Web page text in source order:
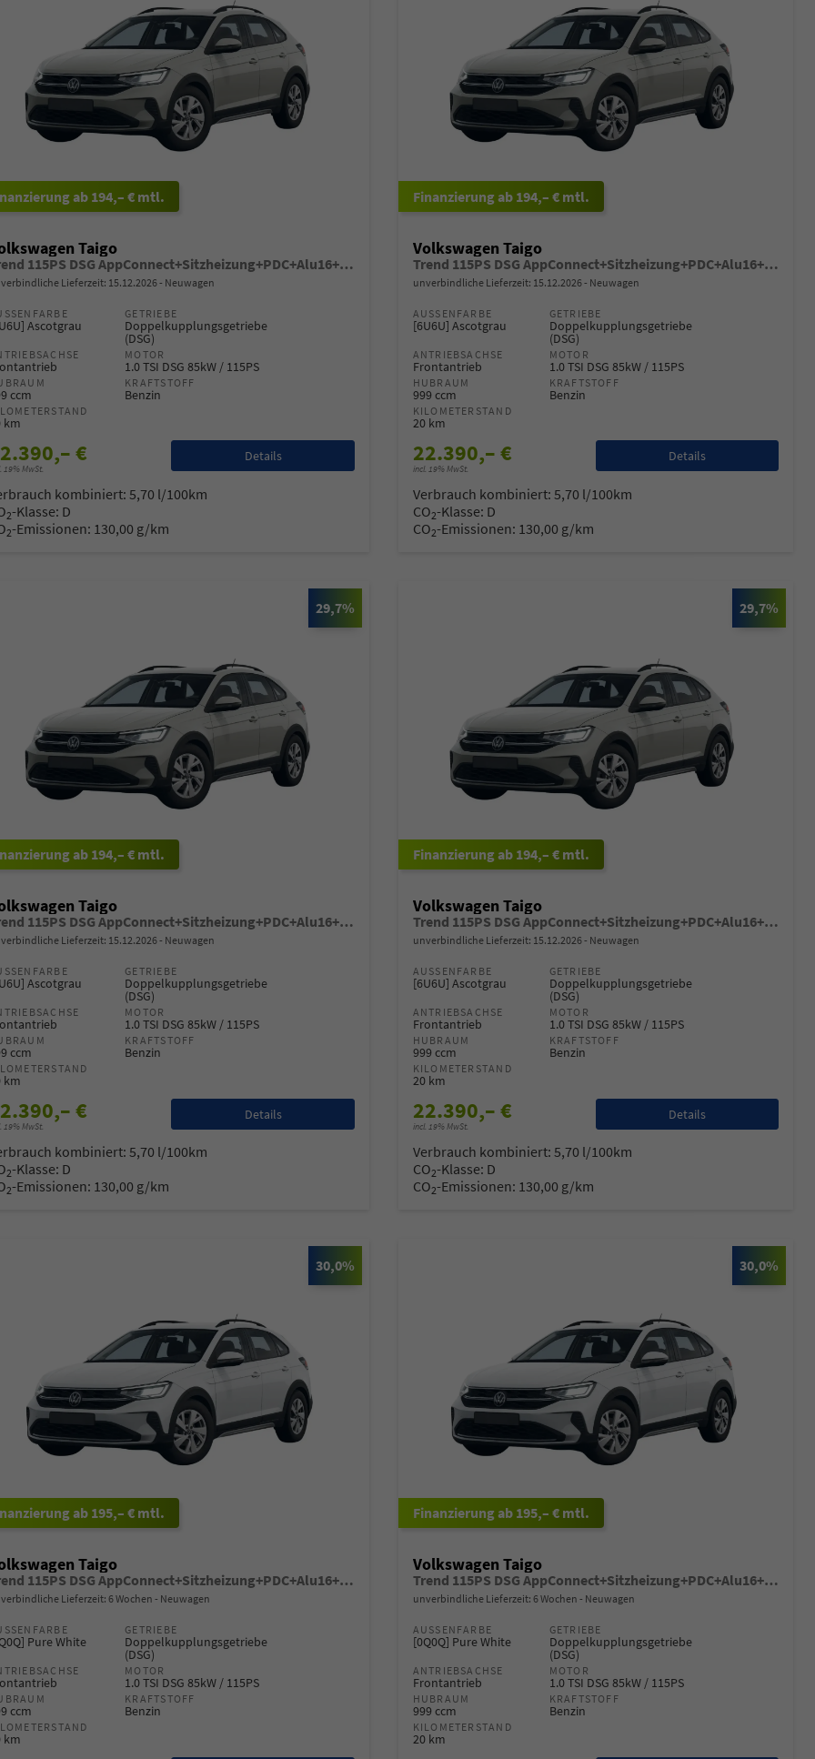
ab 194,– € mtl.
Taigo
Trend 115PS DSG AppConnect+Sitzheizung+PDC+Alu16+LED+DAB+FrontAssist
Lieferzeit: 15.12.2026 Neuwagen
Ascotgrau
GETRIEBE
Doppelkupplungsgetriebe
(DSG)
MOTOR
1.0 TSI DSG 85kW / 115PS
ccm
KRAFTSTOFF
Benzin
km
€
19% MwSt.
Details
kombiniert:5,70 l/100km
2-Klasse: D
2-Emissionen: 130,00 g/km
ab 194,– € mtl.
Volkswagen Taigo
Trend 115PS DSG AppConnect+Sitzheizung+PDC+Alu16+LED+DAB+FrontAssist
unverbindliche Lieferzeit: 15.12.2026 Neuwagen
AUSSENFARBE
[6U6U] Ascotgrau
GETRIEBE
Doppelkupplungsgetriebe
(DSG)
ANTRIEBSACHSE
Frontantrieb
MOTOR
1.0 TSI DSG 85kW / 115PS
HUBRAUM
999 ccm
KRAFTSTOFF
Benzin
KILOMETERSTAND
20 km
22.390,– €
incl. 19% MwSt.
Details
Verbrauch kombiniert: 5,70 l/100km
CO2-Klasse: D
CO2-Emissionen: 130,00 g/km
29,7%
ab 194,– € mtl.
Taigo
Trend 115PS DSG AppConnect+Sitzheizung+PDC+Alu16+LED+DAB+FrontAssist
Lieferzeit: 15.12.2026 Neuwagen
Ascotgrau
GETRIEBE
Doppelkupplungsgetriebe
(DSG)
MOTOR
1.0 TSI DSG 85kW / 115PS
ccm
KRAFTSTOFF
Benzin
km
€
19% MwSt.
Details
kombiniert:5,70 l/100km
2-Klasse: D
2-Emissionen: 130,00 g/km
29,7%
ab 194,– € mtl.
Volkswagen Taigo
Trend 115PS DSG AppConnect+Sitzheizung+PDC+Alu16+LED+DAB+FrontAssist
unverbindliche Lieferzeit: 15.12.2026 Neuwagen
AUSSENFARBE
[6U6U] Ascotgrau
GETRIEBE
Doppelkupplungsgetriebe
(DSG)
ANTRIEBSACHSE
Frontantrieb
MOTOR
1.0 TSI DSG 85kW / 115PS
HUBRAUM
999 ccm
KRAFTSTOFF
Benzin
KILOMETERSTAND
20 km
22.390,– €
incl. 19% MwSt.
Details
Verbrauch kombiniert: 5,70 l/100km
CO2-Klasse: D
CO2-Emissionen: 130,00 g/km
30,0%
ab 195,– € mtl.
Taigo
Trend 115PS DSG AppConnect+Sitzheizung+PDC+Alu16+LED+DAB+FrontAssist
Lieferzeit:6 Wochen Neuwagen
Pure White
GETRIEBE
Doppelkupplungsgetriebe
(DSG)
MOTOR
1.0 TSI DSG 85kW / 115PS
ccm
KRAFTSTOFF
Benzin
km
30,0%
ab 195,– € mtl.
Volkswagen Taigo
Trend 115PS DSG AppConnect+Sitzheizung+PDC+Alu16+LED+DAB+FrontAssist
unverbindliche Lieferzeit: 6 Wochen Neuwagen
AUSSENFARBE
[0Q0Q] Pure White
GETRIEBE
Doppelkupplungsgetriebe
(DSG)
ANTRIEBSACHSE
Frontantrieb
MOTOR
1.0 TSI DSG 85kW / 115PS
HUBRAUM
999 ccm
KRAFTSTOFF
Benzin
KILOMETERSTAND
20 km
B2C / B2B
77 11 4 - 22
Mail
Oliver Zerbe
Sales Manager B2C / B2B
Automobilverkäufer
+49 7522 77 11 4 - 11